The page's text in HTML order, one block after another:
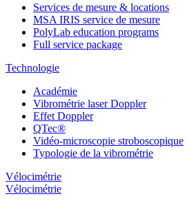
Services de mesure & locations
MSA IRIS service de mesure
PolyLab education programs
Full service package
Technologie
Académie
Vibrométrie laser Doppler
Effet Doppler
QTec®
Vidéo-microscopie stroboscopique
Typologie de la vibrométrie
Vélocimétrie
Vélocimétrie